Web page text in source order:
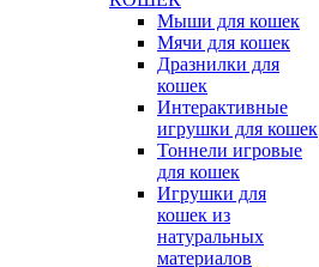
Мыши для кошек
Мячи для кошек
Дразнилки для
кошек
Интерактивные
игрушки для кошек
Тоннели игровые
для кошек
Игрушки для
кошек из
натуральных
материалов